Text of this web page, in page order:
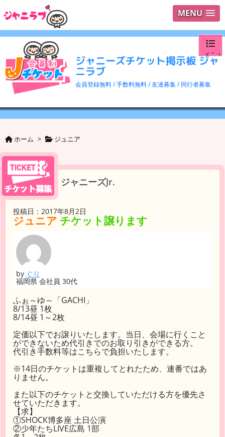
MENU
ジャニーズチケット掲示板 ジャ
ニラブ
会員登録無料 / 手数料無料 / 友達募集 / 同行者募集
メニュ
ログイ
ユーザ
ホーム > ジュニア
ジャニーズJr.
投稿日：2017年8月2日
ジュニア チケット譲ります
by ぐり
福岡県 会社員 30代
ふぉ～ゆ～「GACHI」
8/13昼 1枚
8/14昼 1～2枚
定価以下でお譲りいたします。当日、会場に行くこと
ができないため代引きでのお取り引きができる方。
代引き手数料等はこちらで負担いたします。
※14日のチケットは重複してとれたため、連番ではあ
りません。
また以下のチケットと交換していただける方を優先さ
せていただきます。
【求】
①SHOCK博多座 土日公演
②少年たちLIVE広島 1部